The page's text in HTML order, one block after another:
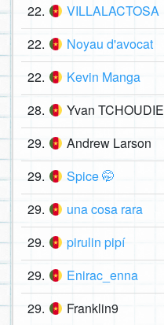
22. VILLALACTOSA
22. Noyau d'avocat
22. Kevin Manga
28. Yvan TCHOUDIE
29. Andrew Larson
29. Spice 🤭
29. una cosa rara
29. pirulin pipí
29. Enirac_enna
29. Franklin9